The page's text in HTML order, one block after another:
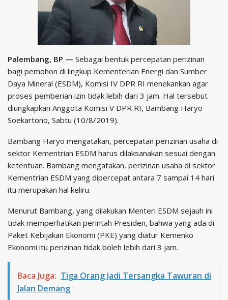
Palembang, BP — Sebagai bentuk percepatan perizinan
bagi pemohon di lingkup Kementerian Energi dan Sumber
Daya Mineral (ESDM), Komisi IV DPR RI menekankan agar
proses pemberian izin tidak lebih dari 3 jam. Hal tersebut
diungkapkan Anggota Komisi V DPR RI, Bambang Haryo
Soekartono, Sabtu (10/8/2019).
Bambang Haryo mengatakan, percepatan perizinan usaha di
sektor Kementrian ESDM harus dilaksanakan sesuai dengan
ketentuan. Bambang mengatakan, perizinan usaha di sektor
Kementrian ESDM yang dipercepat antara 7 sampai 14 hari
itu merupakan hal keliru.
Menurut Bambang, yang dilakukan Menteri ESDM sejauh ini
tidak memperhatikan perintah Presiden, bahwa yang ada di
Paket Kebijakan Ekonomi (PKE) yang diatur Kemenko
Ekonomi itu perizinan tidak boleh lebih dari 3 jam.
Baca Juga: Tiga Orang Jadi Tersangka Tawuran di
Jalan Demang